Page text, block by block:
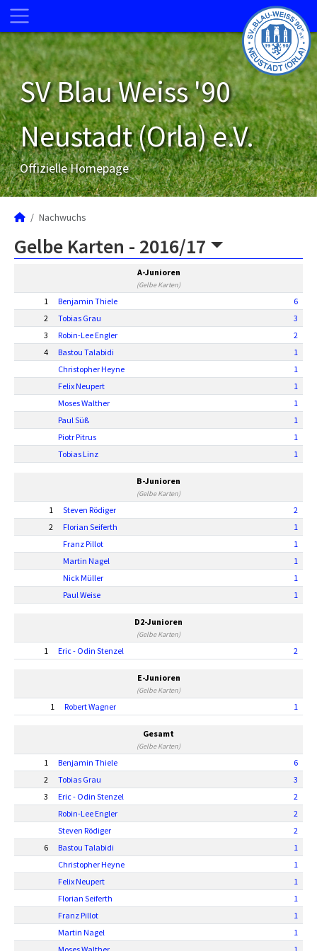
SV Blau Weiss '90
Neustadt (Orla) e.V.
Offizielle Homepage
Nachwuchs
Gelbe Karten - 2016/17
A-Junioren
(Gelbe Karten)
1 Benjamin Thiele
6
2
Tobias Grau
3
3
Robin-Lee Engler
2
4
Bastou Talabidi
1
Christopher Heyne
1
Felix Neupert
1
Moses Walther
1
Paul Süß
1
Piotr Pitrus
1
Tobias Linz
1
B-Junioren
(Gelbe Karten)
1 Steven Rödiger
2
2
Florian Seiferth
1
Franz Pillot
1
Martin Nagel
1
Nick Müller
1
Paul Weise
1
D2-Junioren
(Gelbe Karten)
1 Eric - Odin Stenzel 2
E-Junioren
(Gelbe Karten)
1 Robert Wagner 1
Gesamt
(Gelbe Karten)
1 Benjamin Thiele
6
2
Tobias Grau
3
3
Eric - Odin Stenzel
2
Robin-Lee Engler
2
Steven Rödiger
2
6
Bastou Talabidi
1
Christopher Heyne
1
Felix Neupert
1
Florian Seiferth
1
Franz Pillot
1
Martin Nagel
1